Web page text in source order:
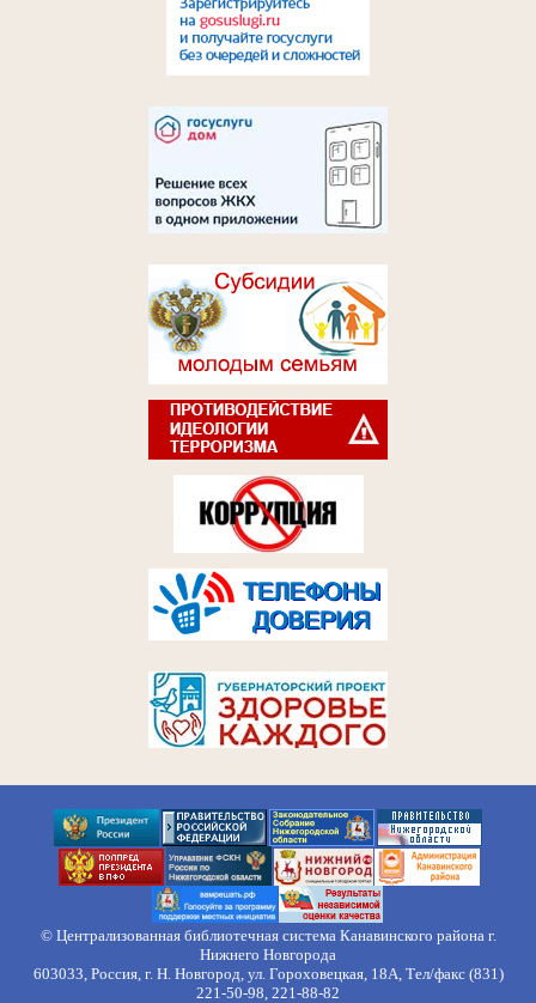
© Централизованная библиотечная система Канавинского района г.
Нижнего Новгорода
603033, Россия, г. Н. Новгород, ул. Гороховецкая, 18А, Тел/факс (831)
221-50-98, 221-88-82